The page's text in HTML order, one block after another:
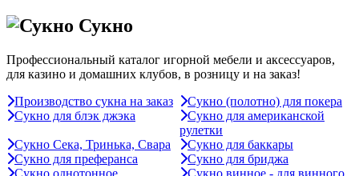
Сукно
Профессиональный каталог игорной мебели и аксессуаров,
для казино и домашних клубов, в розницу и на заказ!
Производство сукна на заказ
Сукно (полотно) для покера
Сукно для блэк джэка
Сукно для американской
рулетки
Сукно Сека, Тринька, Свара
Сукно для баккары
Сукно для преферанса
Сукно для бриджа